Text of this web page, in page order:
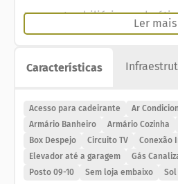
Lucrum Imobiliária vende
Ipanema, na rua Prudente de
Imóvel com 108m² no IPTU, 3
suítes), 1 banheiro social,
serviços, 1 banheiro de
Ar condicionado cassete na
Ler mais
Características
Acesso para cadeirante Ar
Armário Banheiro
Armário Cozinha
Box Despejo
Circuito TV Conexão
Elevador até a garagem
Gás
Posto 09-10
Sem loja embaixo Sol